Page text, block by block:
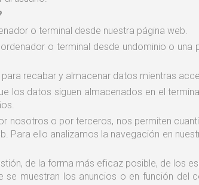
o terminal desde nuestra página web.
o terminal desde undominio o
recabar y almacenar datos mientras
los datos siguen almacenados en el
nosotros o por terceros, nos permiten
Para ello analizamos la navegación en
de la forma más eficaz posible, de los
muestran los anuncios o en función del